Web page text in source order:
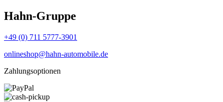
Hahn-Gruppe
+49 (0) 711 5777-3901
onlineshop@hahn-automobile.de
Zahlungsoptionen